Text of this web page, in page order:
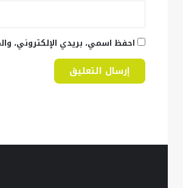
احفظ اسمي، بريدي الإلكتروني،